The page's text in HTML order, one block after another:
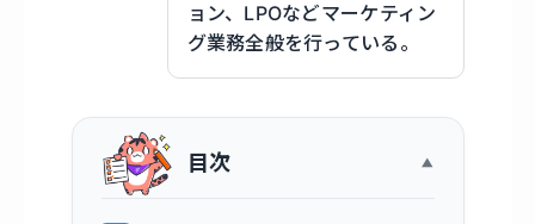
ョン、LPOなどマーケティン
グ業務全般を行っている。
目次